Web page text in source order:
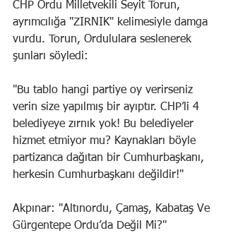
CHP Ordu Milletvekili Seyit Torun,
ayrımcılığa "ZIRNIK" kelimesiyle damga
vurdu. Torun, Ordululara seslenerek
şunları söyledi:
"Bu tablo hangi partiye oy verirseniz
verin size yapılmış bir ayıptır. CHP’li 4
belediyeye zırnık yok! Bu belediyeler
hizmet etmiyor mu? Kaynakları böyle
partizanca dağıtan bir Cumhurbaşkanı,
herkesin Cumhurbaşkanı değildir!"
Akpınar: "Altınordu, Çamaş, Kabataş Ve
Gürgentepe Ordu’da Değil Mi?"